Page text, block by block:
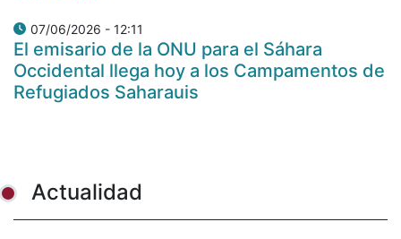
07/06/2026 - 12:11
El emisario de la ONU para el Sáhara
Occidental llega hoy a los Campamentos de
Refugiados Saharauis
Actualidad